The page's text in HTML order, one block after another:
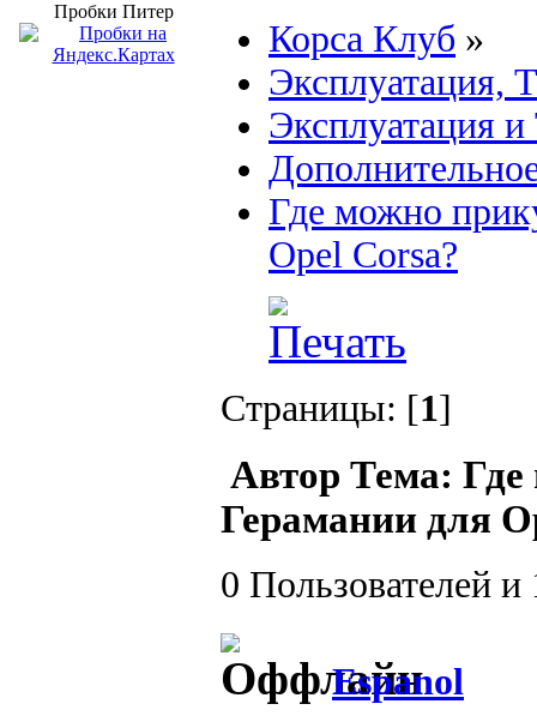
Пробки Питер
Корса Клуб »
Эксплуатация,
Эксплуатация
Где можно
Opel Corsa?
Страницы: [1]
Автор Тема: Где
Герамании для
0 Пользователей
Espanol